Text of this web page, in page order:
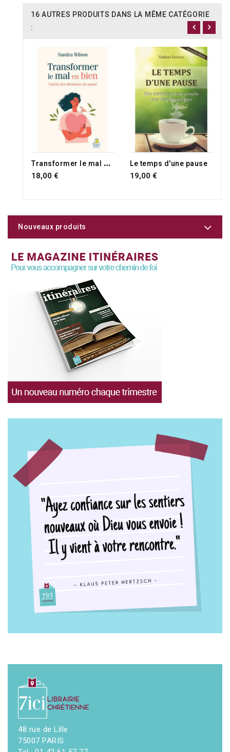
16 AUTRES PRODUITS DANS LA MÊME CATÉGORIE
:
T
ransformer le mal en bien
18,00 €
Le temps d'une pause
19,00 €
Nouveaux produits
48 rue de Lille
75007 PARIS